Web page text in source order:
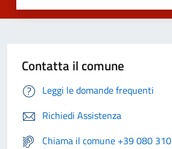
Contatta il comune
Leggi le domande frequenti
Richiedi Assistenza
Chiama il comune +39 080